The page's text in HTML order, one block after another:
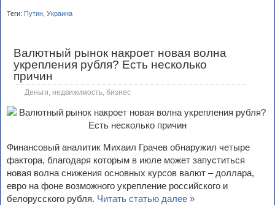
Теги: Путин Украина
Валютный рынок накроет новая волна
укрепления рубля? Есть несколько
причин
Деньги, недвижимость, бизнес
Финансовый аналитик Михаил Грачев обнаружил четыре
фактора, благодаря которым в июле может запуститься
новая волна снижения основных курсов валют – доллара,
евро на фоне возможного укрепление российского и
белорусского рубля. Читать статью далее »